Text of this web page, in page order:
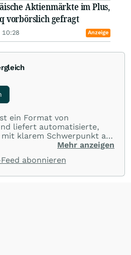
Aktienmärkte im Plus,
vorbörslich gefragt
10:28 Anzeige
ein Format von
liefert automatisierte,
klarem Schwerpunkt auf
Vergleiche. Im Fokus
Auswahl an Aktien
Mehr anzeigen
Feed abonnieren